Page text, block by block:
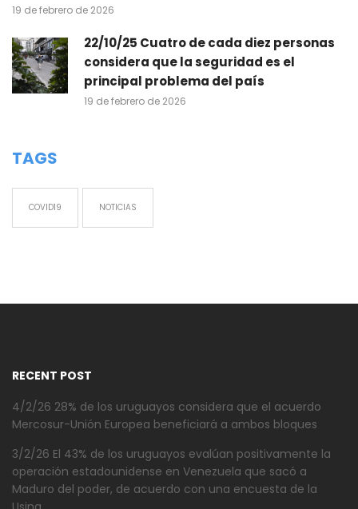
19 de febrero de 2026
22/10/25 Cuatro de cada diez personas
considera que la seguridad es el
principal problema del país
19 de febrero de 2026
TAGS
COVID19 NOTICIAS
RECENT POST
4/2/26 28% de los uruguayos considera que el acuerdo
Mercosur-Unión Europea beneficiará a ambos bloques
3/2/26 El 43% de los uruguayos evalúan positivamente la
operación estadounidense en Venezuela que sacó a
Maduro del poder, de acuerdo con una encuesta de la